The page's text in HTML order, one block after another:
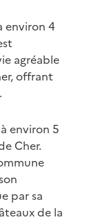
environ 4
agréable
offrant
environ 5
Cher.
par sa
de la